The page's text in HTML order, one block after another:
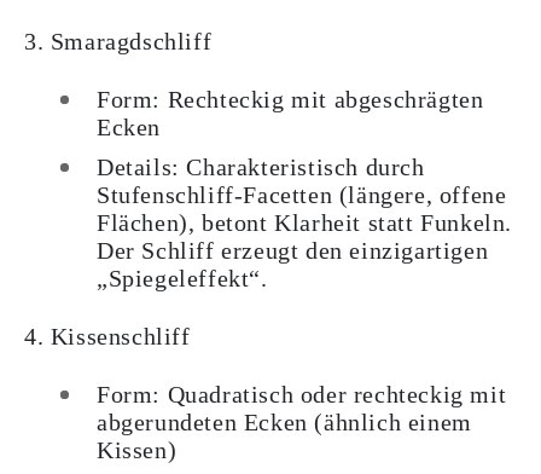
3. Smaragdschliff
Form: Rechteckig mit abgeschrägten
Ecken
Details: Charakteristisch durch
Stufenschliff-Facetten (längere, offene
Flächen), betont Klarheit statt Funkeln.
Der Schliff erzeugt den einzigartigen
„Spiegeleffekt“.
4. Kissenschliff
Form: Quadratisch oder rechteckig mit
abgerundeten Ecken (ähnlich einem
Kissen)